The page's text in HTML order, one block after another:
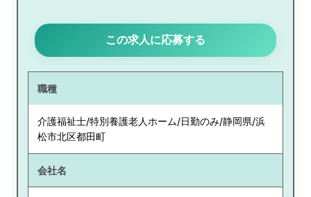
この求人に応募する
職種
介護福祉士/特別養護老人ホーム/日勤のみ/静岡県/浜
松市北区都田町
会社名